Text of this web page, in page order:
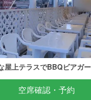
屋上テラスでBBQビアガー
空席確認・予約